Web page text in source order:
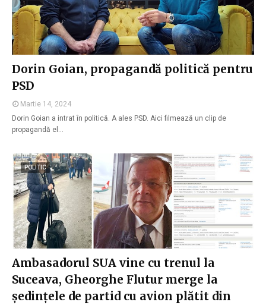
Dorin Goian, propagandă politică pentru
PSD
Martie 14, 2024
Dorin Goian a intrat în politică. A ales PSD. Aici filmează un clip de
propagandă el…
POLITIC
Ambasadorul SUA vine cu trenul la
Suceava, Gheorghe Flutur merge la
ședințele de partid cu avion plătit din